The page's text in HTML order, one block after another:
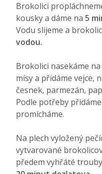
Brokolici
kousky a dáme na 5
Vodu slijeme a
vodou.
Brokolici nasekáme
mísy a přidáme vejce,
česnek, parmezán,
Podle potřeby
promícháme.
Na plech vyložený
vytvarované
předem vyhřáté